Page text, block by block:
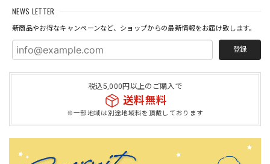
NEWS LETTER
新商品やお得なキャンペーンなど、ショップからの最新情報をお届け致します。
登録
税込5,000円以上のご購入で
送料無料
※一部地域は別途地域料を頂戴しております